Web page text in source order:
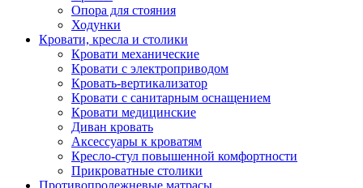
Опора для стояния
Ходунки
Кровати, кресла и столики
Кровати механические
Кровати с электроприводом
Кровать-вертикализатор
Кровати с санитарным оснащением
Кровати медицинские
Диван кровать
Аксессуары к кроватям
Кресло-стул повышенной комфортности
Прикроватные столики
Противопролежневые матрасы